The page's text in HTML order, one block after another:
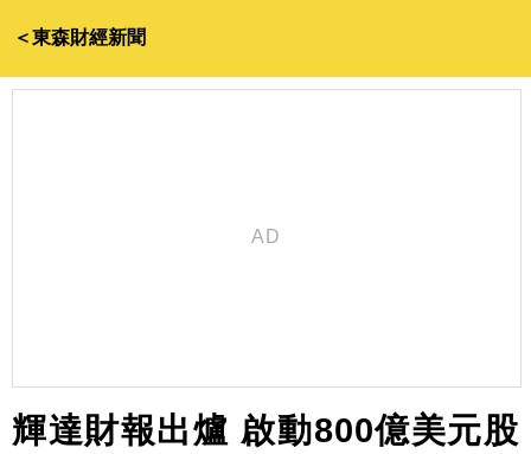
＜東森財經新聞
輝達財報出爐 啟動800億美元股